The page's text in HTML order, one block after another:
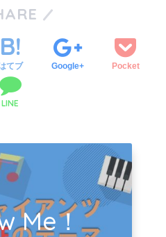
てブ Google+ Pocket
LINE
Me！